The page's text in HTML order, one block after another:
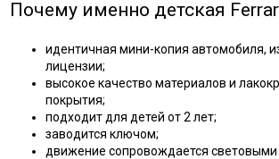
Почему именно детская
идентичная мини-копия автомобиля,
лицензии;
высокое качество материалов и
покрытия;
подходит для детей от 2 лет;
заводится ключом;
движение сопровождается